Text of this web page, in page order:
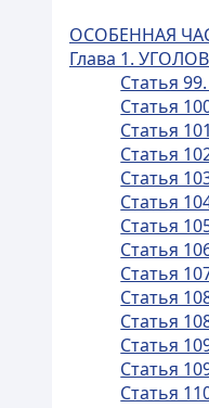
ОСОБЕННАЯ
Глава 1.
Статья
Статья
Статья
Статья
Статья
Статья
Статья
Статья
Статья
Статья
Статья
Статья
Статья
Статья